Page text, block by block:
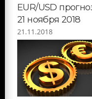
EUR/USD
21 ноября 2018
21.11.2018